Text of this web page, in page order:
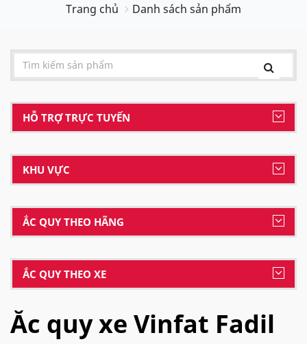
Trang chủ Danh sách sản phẩm
HỖ TRỢ TRỰC TUYẾN
KHU VỰC
ẮC QUY THEO HÃNG
ẮC QUY THEO XE
Ắc quy xe Vinfat Fadil